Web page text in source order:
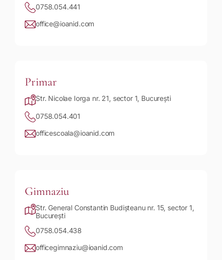
0758.054.441
office@ioanid.com
Primar
Str. Nicolae Iorga nr. 21, sector 1, București
0758.054.401
officescoala@ioanid.com
Gimnaziu
Str. General Constantin Budișteanu nr. 15, sector 1,
București
0758.054.438
officegimnaziu@ioanid.com